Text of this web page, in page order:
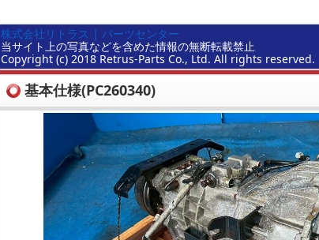
株式会社リトラス | パーツセンター
当サイト上の写真などを含めた情報の無断転載禁止
Copyright (c) 2018 Retrus-Parts Co., Ltd. All rights reserved.
基本仕様(PC260340)